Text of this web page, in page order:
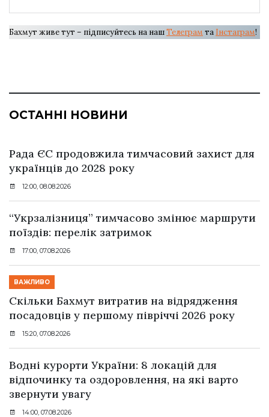
Бахмут живе тут – підписуйтесь на нашТелеграм та Інстаграм!
ОСТАННІ НОВИНИ
Рада ЄС продовжила тимчасовий захист для
українців до 2028 року
12:00, 08.08.2026
“Укрзалізниця” тимчасово змінює маршрути
поїздів: перелік затримок
17:00, 07.08.2026
ВАЖЛИВО
Скільки Бахмут витратив на відрядження
посадовців у першому півріччі 2026 року
15:20, 07.08.2026
Водні курорти України: 8 локацій для
відпочинку та оздоровлення, на які варто
звернути увагу
14:00, 07.08.2026